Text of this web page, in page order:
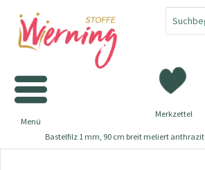
Merkzettel
Menü
Bastelfilz 1 mm, 90 cm breit meliert anthrazit